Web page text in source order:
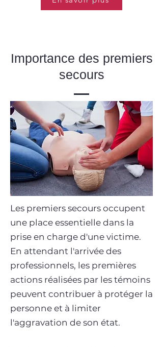
Importance des premiers
secours
Les premiers secours occupent
une place essentielle dans la
prise en charge d'une victime.
En attendant l'arrivée des
professionnels, les premières
actions réalisées par les témoins
peuvent contribuer à protéger la
personne et à limiter
l'aggravation de son état.